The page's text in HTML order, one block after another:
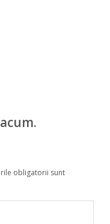
obligatorii sunt